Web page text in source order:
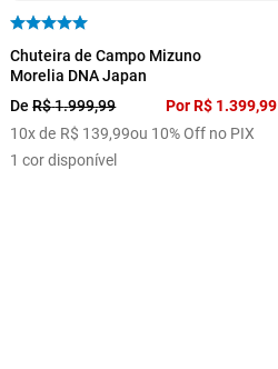
38
Chuteira de Campo Mizuno
Morelia DNA Japan
DeR$1.999,99 PorR$ 1.399,99
10x de R$ 139,99ou 10% Off no PIX
1 cor disponível